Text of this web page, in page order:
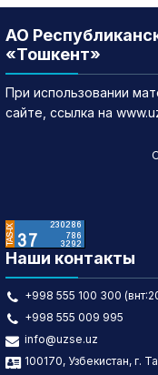
АО
«Тошкент»
При использовании
сайте, ссылка на
Наши контакты
+998 555 100 300
+998 555 009 995
info@uzse.uz
100170, Узбекистан, г.